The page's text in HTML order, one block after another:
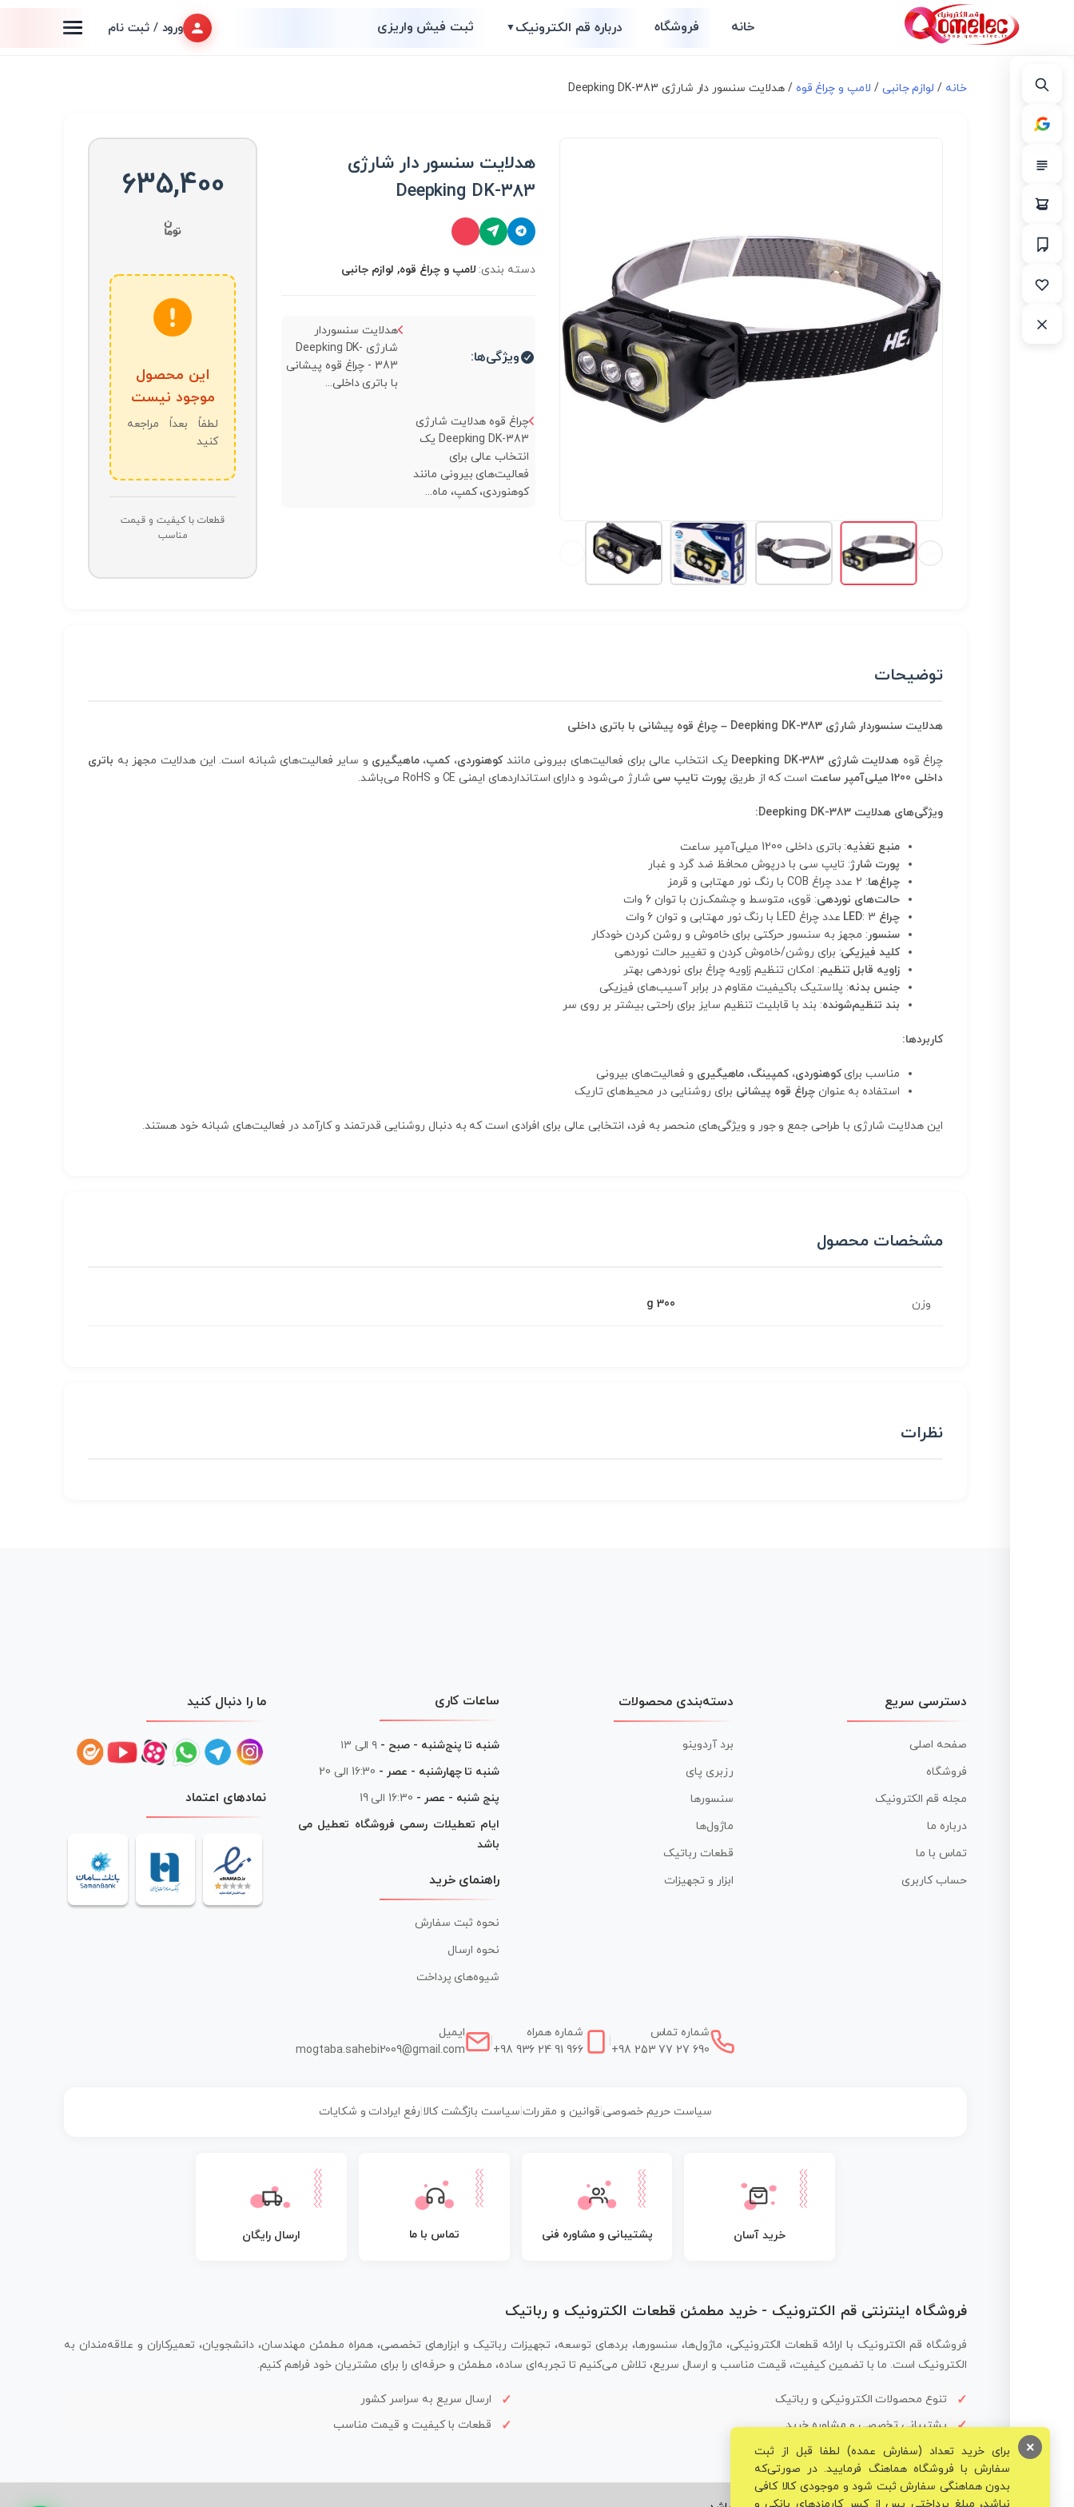
خانه فروشگاه درباره قم الکترونیک▼ ثبت فیش واریزی ورود / ثبت نام
خانه / لوازم جانبی / لامپ و چراغ قوه / هدلایت سنسور دار شارژی Deepking DK-383
هدلایت سنسور دار شارژی
Deepking DK-383
دسته بندی: لامپ و چراغ قوه, لوازم جانبی
ویژگی‌ها:
هدلایت سنسوردار
شارژی Deepking DK-
383 - چراغ قوه پیشانی
با باتری داخلی...
چراغ قوه هدلایت شارژی
Deepking DK-383 یک
انتخاب عالی برای
فعالیت‌های بیرونی مانند
کوهنوردی، کمپ، ماه...
635,400
این محصول
موجود نیست
لطفاً بعداً مراجعه
کنید
قطعات با کیفیت و قیمت
مناسب
توضیحات
هدلایت سنسوردار شارژی Deepking DK-383 – چراغ قوه پیشانی با باتری داخلی
چراغ قوه هدلایت شارژی Deepking DK-383 یک انتخاب عالی برای فعالیت‌های بیرونی مانندکوهنوردی، کمپ، ماهیگیری و سایر فعالیت‌های شبانه است. این هدلایت مجهز به باتری
داخلی 1200 میلی‌آمپر ساعت
است که از طریق پورت تایپ سی شارژ می‌شود و دارای استانداردهای ایمنی CE و RoHS می‌باشد.
ویژگی‌های هدلایت Deepking DK-383:
منبع تغذیه: باتری داخلی 1200 میلی‌آمپر ساعت
پورت شارژ: تایپ سی با درپوش محافظ ضد گرد و غبار
چراغ‌ها: 2 عدد چراغ COB با رنگ نور مهتابی و قرمز
حالت‌های نوردهی: قوی، متوسط و چشمک‌زن با توان 6 وات
چراغ LED : 3 عدد چراغ LED با رنگ نور مهتابی و توان 6 وات
سنسور : مجهز به سنسور حرکتی برای خاموش و روشن کردن خودکار
کلید فیزیکی: برای روشن/خاموش کردن و تغییر حالت نوردهی
زاویه قابل تنظیم: امکان تنظیم زاویه چراغ برای نوردهی بهتر
جنس بدنه: پلاستیک باکیفیت مقاوم در برابر آسیب‌های فیزیکی
بند تنظیم‌شونده: بند با قابلیت تنظیم سایز برای راحتی بیشتر بر روی سر
کاربردها:
مناسب برایکوهنوردی، کمپینگ، ماهیگیری و فعالیت‌های بیرونی
استفاده به عنوانچراغ قوه پیشانی برای روشنایی در محیط‌های تاریک
این هدلایت شارژی با طراحی جمع و جور و ویژگی‌های منحصر به فرد، انتخابی عالی برای افرادی است که به دنبال روشنایی قدرتمند و کارآمد در فعالیت‌های شبانه خود هستند.
مشخصات محصول
وزن 300 g
نظرات
دسترسی سریع
صفحه اصلی
فروشگاه
مجله قم الکترونیک
درباره ما
تماس با ما
حساب کاربری
دسته‌بندی محصولات
برد آردوینو
رزبری پای
سنسورها
ماژول‌ها
قطعات رباتیک
ابزار و تجهیزات
ساعات کاری
شنبه تا پنج‌شنبه - صبح - ۹ الی ۱۳
شنبه تا چهارشنبه - عصر - 16:30 الی 20
پنج شنبه - عصر - 16:30 الی 19
ایام تعطیلات رسمی فروشگاه تعطیل می
باشد
راهنمای خرید
نحوه ثبت سفارش
نحوه ارسال
شیوه‌های پرداخت
ما را دنبال کنید
نمادهای اعتماد
شماره تماس
+98 253 77 27 690
شماره همراه
+98 936 24 91 966
ایمیل
mogtaba.sahebi2009@gmail.com
سیاست حریم خصوصی| قوانین و مقررات سیاست بازگشت کالا رفع ایرادات و شکایات
خرید آسان پشتیبانی و مشاوره فنی تماس با ما ارسال رایگان
فروشگاه اینترنتی قم الکترونیک - خرید مطمئن قطعات الکترونیک و رباتیک
فروشگاه قم الکترونیک با ارائه قطعات الکترونیکی، ماژول‌ها، سنسورها، بردهای توسعه، تجهیزات رباتیک و ابزارهای تخصصی، همراه مطمئن مهندسان، دانشجویان، تعمیرکاران و علاقه‌مندان به
الکترونیک است. ما با تضمین کیفیت، قیمت مناسب و ارسال سریع، تلاش می‌کنیم تا تجربه‌ای ساده، مطمئن و حرفه‌ای را برای مشتریان خود فراهم کنیم.
تنوع محصولات الکترونیکی و رباتیک
ارسال سریع به سراسر کشور
پشتیبانی تخصصی و مشاوره خرید
قطعات با کیفیت و قیمت مناسب
برای خرید تعداد (سفارش عمده) لطفا قبل از ثبت
سفارش با فروشگاه هماهنگ فرمایید. در صورتی‌که
بدون هماهنگی سفارش ثبت شود و موجودی کالا کافی
×